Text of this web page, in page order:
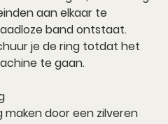
aan elkaar te
band ontstaat.
je de ring totdat het
te gaan.
maken door een zilveren